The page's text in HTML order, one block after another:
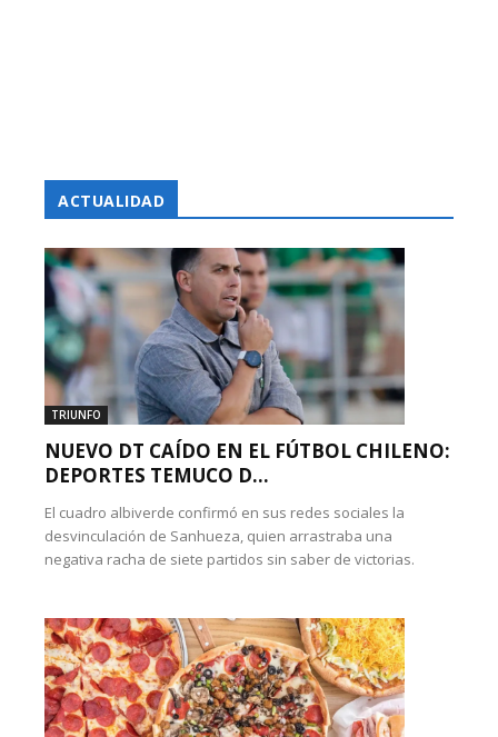
ACTUALIDAD
TRIUNFO
NUEVO DT CAÍDO EN EL FÚTBOL CHILENO:
DEPORTES TEMUCO D...
El cuadro albiverde confirmó en sus redes sociales la
desvinculación de Sanhueza, quien arrastraba una
negativa racha de siete partidos sin saber de victorias.